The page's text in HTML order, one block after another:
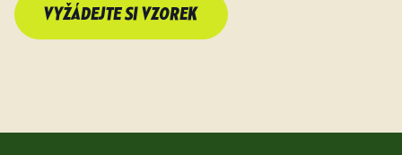
VYŽÁDEJTE SI VZOREK